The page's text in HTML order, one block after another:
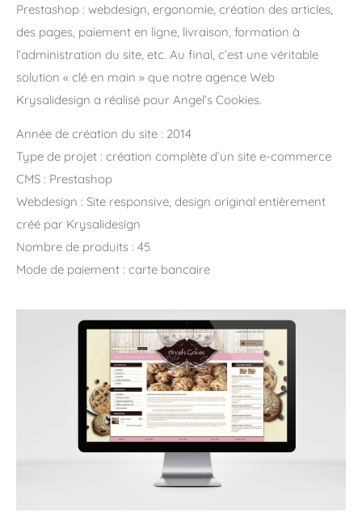
Prestashop : webdesign, ergonomie, création des articles,
des pages, paiement en ligne, livraison, formation à
l’administration du site, etc. Au final, c’est une véritable
solution « clé en main » que notre agence Web
Krysalidesign a réalisé pour Angel’s Cookies.
Année de création du site : 2014
Type de projet : création complète d’un site e-commerce
CMS : Prestashop
Webdesign : Site responsive, design original entièrement
créé par Krysalidesign
Nombre de produits : 45
Mode de paiement : carte bancaire